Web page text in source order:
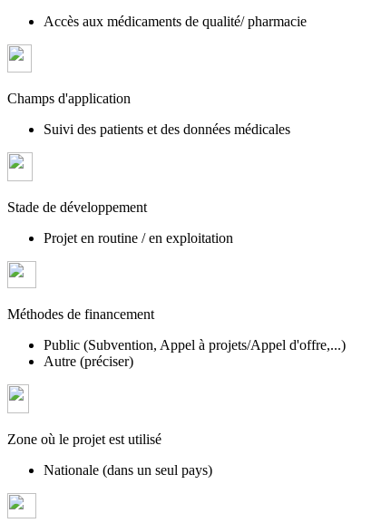
Accès aux médicaments de qualité/ pharmacie
Champs d'application
Suivi des patients et des données médicales
Stade de développement
Projet en routine / en exploitation
Méthodes de financement
Public (Subvention, Appel à projets/Appel d'offre,...)
Autre (préciser)
Zone où le projet est utilisé
Nationale (dans un seul pays)